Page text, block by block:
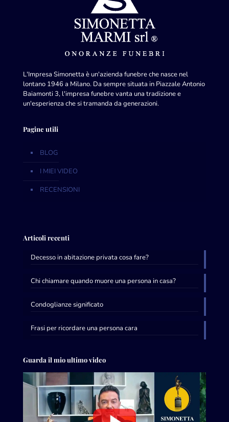
L'Impresa Simonetta è un'azienda funebre che nasce nel
lontano 1946 a Milano. Da sempre situata in Piazzale Antonio
Baiamonti 3, l'impresa funebre vanta una tradizione e
un'esperienza che si tramanda da generazioni.
Pagine utili
BLOG
I MIEI VIDEO
RECENSIONI
Articoli recenti
Decesso in abitazione privata cosa fare?
Chi chiamare quando muore una persona in casa?
Condoglianze significato
Frasi per ricordare una persona cara
Guarda il mio ultimo video